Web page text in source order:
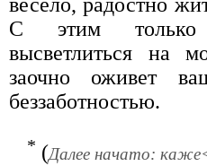
весело, радостно
С этим только
высветлиться на
заочно оживет
беззаботностью.
* (Далее начато: